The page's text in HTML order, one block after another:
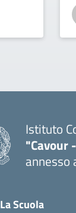
Istituto
"Cavour
annesso
La Scuola